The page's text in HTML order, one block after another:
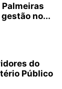
no...
do
Público